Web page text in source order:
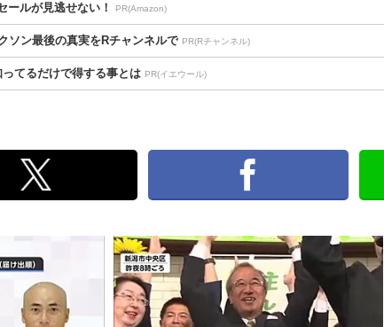
ールが見逃せない！ PR(Amazon)
ソン最後の真実をRチャンネルで PR(Rチャンネル)
ってるだけで得する事とは PR(イエウール)